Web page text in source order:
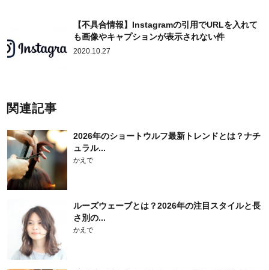
【不具合情報】Instagramの引用でURLを入れて
も画像やキャプションが表示されない件
2020.10.27
関連記事
2026年のショートウルフ最新トレンドとは？ナチ
ュラル...
かえで
ルーズウェーブとは？2026年の注目スタイルと長
さ別の...
かえで